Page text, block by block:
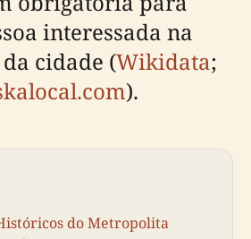
interessada na
cidade (Wikidata;
).
do Metropolita